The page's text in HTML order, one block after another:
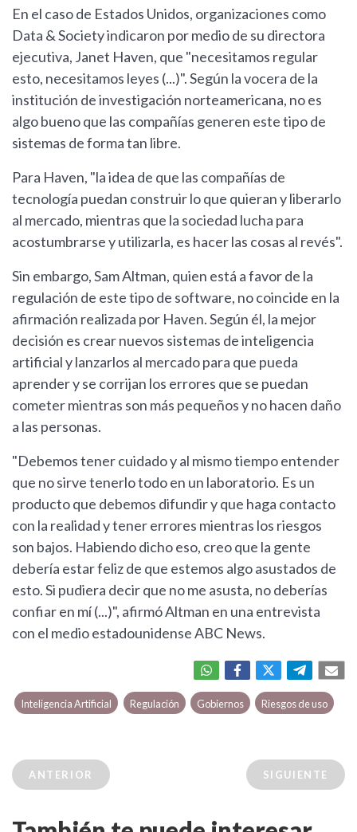
En el caso de Estados Unidos, organizaciones como
Data & Society indicaron por medio de su directora
ejecutiva, Janet Haven, que "necesitamos regular
esto, necesitamos leyes (...)". Según la vocera de la
institución de investigación norteamericana, no es
algo bueno que las compañías generen este tipo de
sistemas de forma tan libre.
Para Haven, "la idea de que las compañías de
tecnología puedan construir lo que quieran y liberarlo
al mercado, mientras que la sociedad lucha para
acostumbrarse y utilizarla, es hacer las cosas al revés".
Sin embargo, Sam Altman, quien está a favor de la
regulación de este tipo de software, no coincide en la
afirmación realizada por Haven. Según él, la mejor
decisión es crear nuevos sistemas de inteligencia
artificial y lanzarlos al mercado para que pueda
aprender y se corrijan los errores que se puedan
cometer mientras son más pequeños y no hacen daño
a las personas.
"Debemos tener cuidado y al mismo tiempo entender
que no sirve tenerlo todo en un laboratorio. Es un
producto que debemos difundir y que haga contacto
con la realidad y tener errores mientras los riesgos
son bajos. Habiendo dicho eso, creo que la gente
debería estar feliz de que estemos algo asustados de
esto. Si pudiera decir que no me asusta, no deberías
confiar en mí (...)", afirmó Altman en una entrevista
con el medio estadounidense ABC News.
Inteligencia Artificial Regulación Gobiernos Riesgos de uso
ANTERIOR SIGUIENTE